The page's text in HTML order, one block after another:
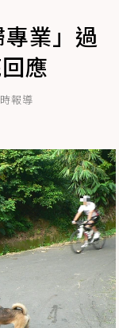
業」過
應
報導